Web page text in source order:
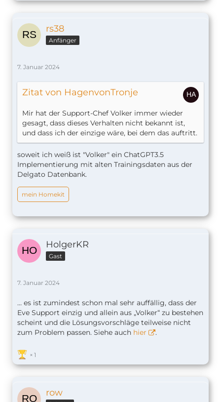
rs38
Anfänger
7. Januar 2024
Zitat von HagenvonTronje
Mir hat der Support-Chef Volker immer wieder
gesagt, dass dieses Verhalten nicht bekannt ist,
und dass ich der einzige wäre, bei dem das auftritt.
soweit ich weiß ist "Volker" ein ChatGPT3.5
Implementierung mit alten Trainingsdaten aus der
Delgato Datenbank.
mein Homekit
HolgerKR
Gast
7. Januar 2024
… es ist zumindest schon mal sehr auffällig, dass der
Eve Support einzig und allein aus „Volker“ zu bestehen
scheint und die Lösungsvorschläge teilweise nicht
zum Problem passen. Siehe auch hier .
1
row